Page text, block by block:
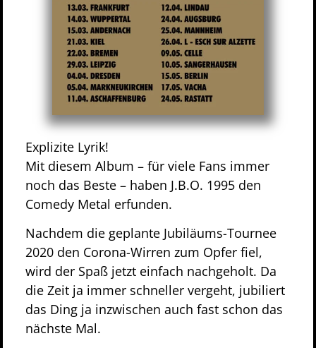
Explizite Lyrik!
Mit diesem Album – für viele Fans immer
noch das Beste – haben J.B.O. 1995 den
Comedy Metal erfunden.
Nachdem die geplante Jubiläums-Tournee
2020 den Corona-Wirren zum Opfer fiel,
wird der Spaß jetzt einfach nachgeholt. Da
die Zeit ja immer schneller vergeht, jubiliert
das Ding ja inzwischen auch fast schon das
nächste Mal.